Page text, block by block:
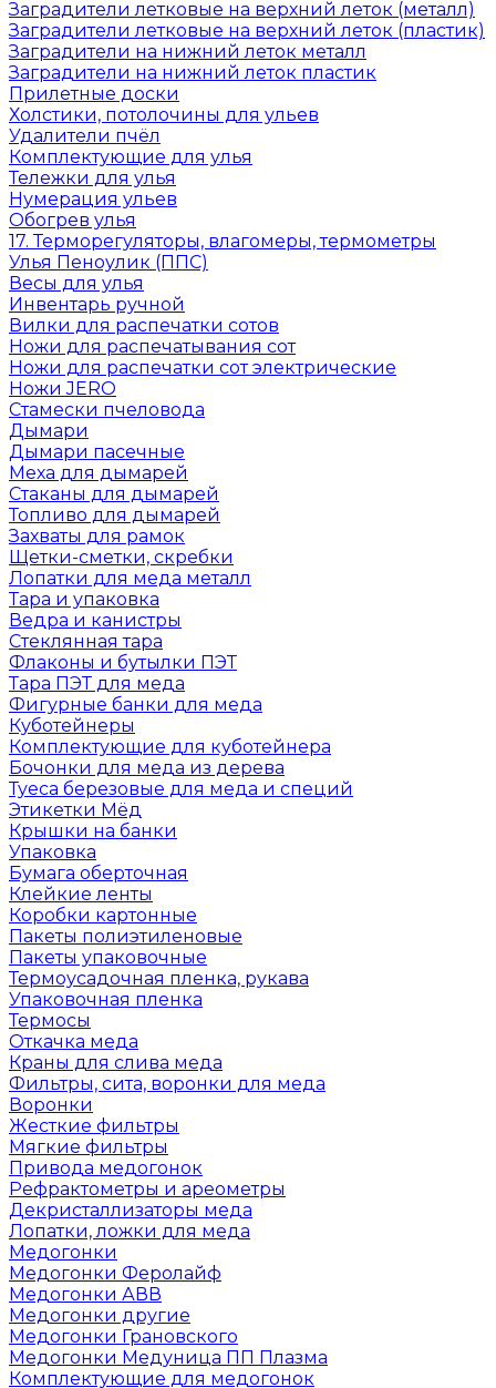
Заградители летковые на верхний леток (металл)
Заградители летковые на верхний леток (пластик)
Заградители на нижний леток металл
Заградители на нижний леток пластик
Прилетные доски
Холстики, потолочины для ульев
Удалители пчёл
Комплектующие для улья
Тележки для улья
Нумерация ульев
Обогрев улья
17. Терморегуляторы, влагомеры, термометры
Улья Пеноулик (ППС)
Весы для улья
Инвентарь ручной
Вилки для распечатки сотов
Ножи для распечатывания сот
Ножи для распечатки сот электрические
Ножи JERO
Стамески пчеловода
Дымари
Дымари пасечные
Меха для дымарей
Стаканы для дымарей
Топливо для дымарей
Захваты для рамок
Щетки-сметки, скребки
Лопатки для меда металл
Тара и упаковка
Ведра и канистры
Стеклянная тара
Флаконы и бутылки ПЭТ
Тара ПЭТ для меда
Фигурные банки для меда
Куботейнеры
Комплектующие для куботейнера
Бочонки для меда из дерева
Туеса березовые для меда и специй
Этикетки Мёд
Крышки на банки
Упаковка
Бумага оберточная
Клейкие ленты
Коробки картонные
Пакеты полиэтиленовые
Пакеты упаковочные
Термоусадочная пленка, рукава
Упаковочная пленка
Термосы
Откачка меда
Краны для слива меда
Фильтры, сита, воронки для меда
Воронки
Жесткие фильтры
Мягкие фильтры
Привода медогонок
Рефрактометры и ареометры
Декристаллизаторы меда
Лопатки, ложки для меда
Медогонки
Медогонки Феролайф
Медогонки АВВ
Медогонки другие
Медогонки Грановского
Медогонки Медуница ПП Плазма
Комплектующие для медогонок